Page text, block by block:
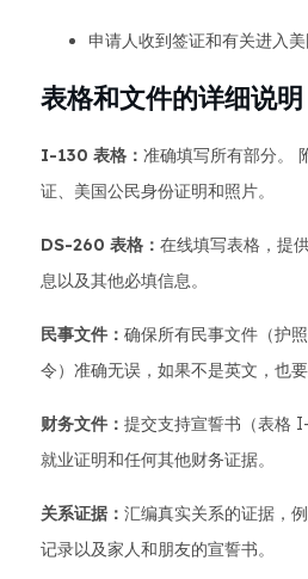
申请人收到签证和有关进入美
表格和文件的详细说明
I-130 表格： 准确填写所有部分。
证、美国公民身份证明和照片。
DS-260 表格： 在线填写表格，提
息以及其他必填信息。
民事文件： 确保所有民事文件（护
令）准确无误，如果不是英文，也要
财务文件： 提交支持宣誓书（表格
就业证明和任何其他财务证据。
关系证据： 汇编真实关系的证据，
记录以及家人和朋友的宣誓书。